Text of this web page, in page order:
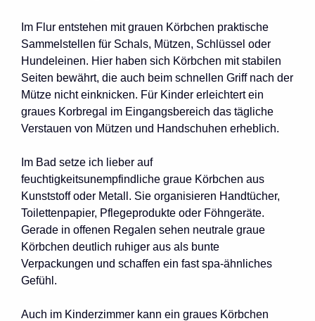
Im Flur entstehen mit grauen Körbchen praktische
Sammelstellen für Schals, Mützen, Schlüssel oder
Hundeleinen. Hier haben sich Körbchen mit stabilen
Seiten bewährt, die auch beim schnellen Griff nach der
Mütze nicht einknicken. Für Kinder erleichtert ein
graues Korbregal im Eingangsbereich das tägliche
Verstauen von Mützen und Handschuhen erheblich.
Im Bad setze ich lieber auf
feuchtigkeitsunempfindliche graue Körbchen aus
Kunststoff oder Metall. Sie organisieren Handtücher,
Toilettenpapier, Pflegeprodukte oder Föhngeräte.
Gerade in offenen Regalen sehen neutrale graue
Körbchen deutlich ruhiger aus als bunte
Verpackungen und schaffen ein fast spa-ähnliches
Gefühl.
Auch im Kinderzimmer kann ein graues Körbchen